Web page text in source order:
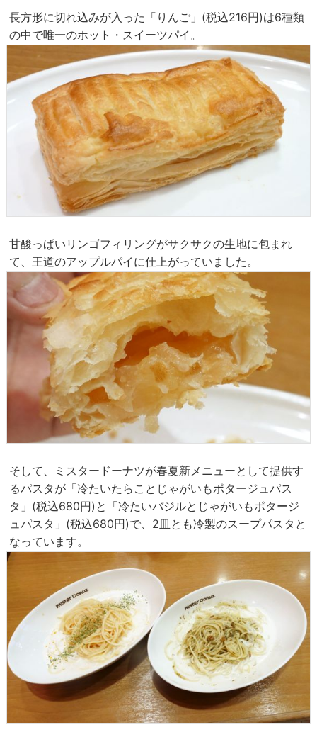
長方形に切れ込みが入った「りんご」(税込216円)は6種類
の中で唯一のホット・スイーツパイ。
甘酸っぱいリンゴフィリングがサクサクの生地に包まれ
て、王道のアップルパイに仕上がっていました。
そして、ミスタードーナツが春夏新メニューとして提供す
るパスタが「冷たいたらことじゃがいもポタージュパス
タ」(税込680円)と「冷たいバジルとじゃがいもポタージ
ュパスタ」(税込680円)で、2皿とも冷製のスープパスタと
なっています。